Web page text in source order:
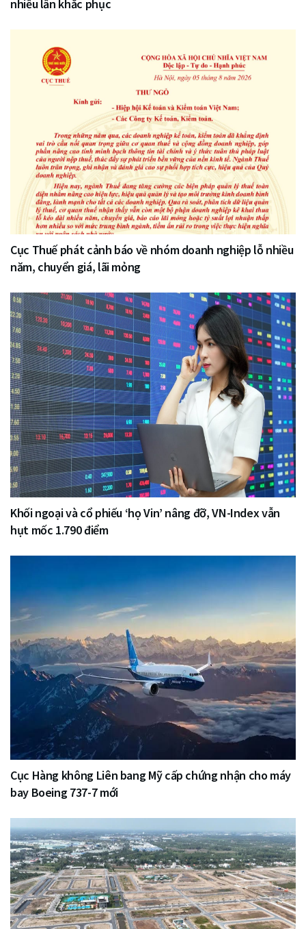
nhiều lần khắc phục
Cục Thuế phát cảnh báo về nhóm doanh nghiệp lỗ nhiều
năm, chuyển giá, lãi mỏng
Khối ngoại và cổ phiếu ‘họ Vin’ nâng đỡ, VN-Index vẫn
hụt mốc 1.790 điểm
Cục Hàng không Liên bang Mỹ cấp chứng nhận cho máy
bay Boeing 737-7 mới